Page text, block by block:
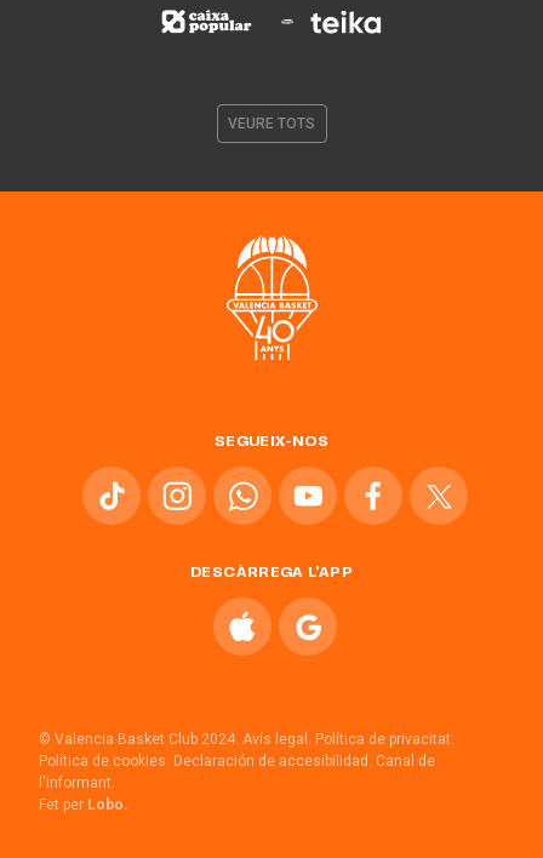
VEURE TOTS
SEGUEIX-NOS
DESCÀRREGA L'APP
© Valencia Basket Club 2024. Avís legal. Política de privacitat.
Política de cookies. Declaración de accesibilidad. Canal de
l'informant.
Fet per Lobo.